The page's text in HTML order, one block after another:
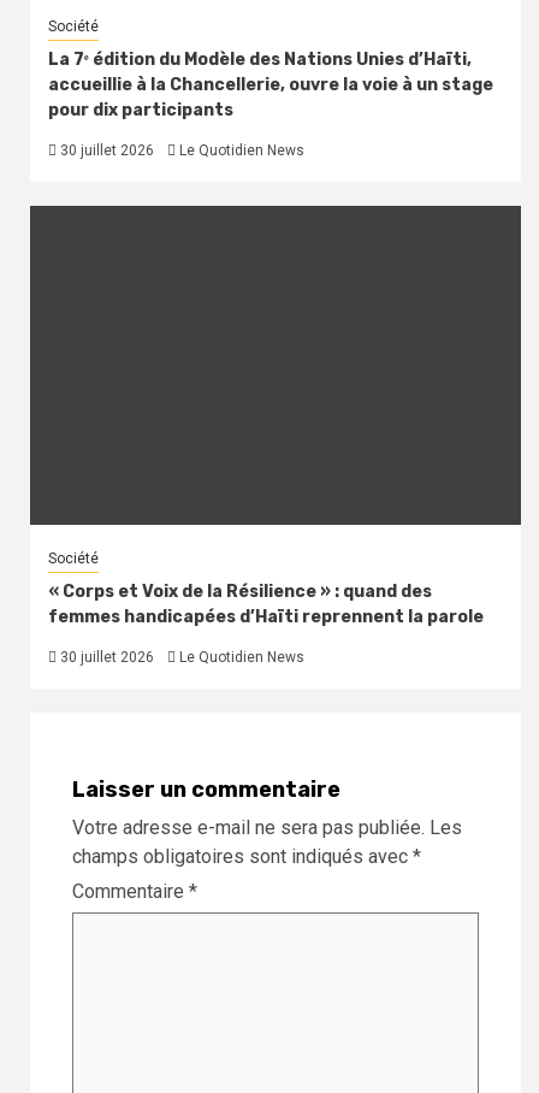
Société
La 7ᵉ édition du Modèle des Nations Unies d’Haïti,
accueillie à la Chancellerie, ouvre la voie à un stage
pour dix participants
30 juillet 2026 Le Quotidien News
Société
« Corps et Voix de la Résilience » : quand des
femmes handicapées d’Haïti reprennent la parole
30 juillet 2026 Le Quotidien News
Laisser un commentaire
Votre adresse e-mail ne sera pas publiée. Les
champs obligatoires sont indiqués avec *
Commentaire *